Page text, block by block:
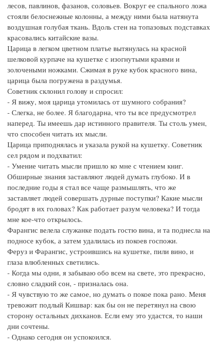
лесов, павлинов, фазанов, соловьев. Вокруг ее спального ложа
стояли белоснежные колонны, а между ними была натянута
воздушная голубая ткань. Вдоль стен на топазовых подставках
красовались китайские вазы.
Царица в легком цветном платье вытянулась на красной
шелковой курпаче на кушетке с изогнутыми краями и
золочеными ножками. Сжимая в руке кубок красного вина,
царица была погружена в раздумья.
Советник склонил голову и спросил:
- Я вижу, моя царица утомилась от шумного собрания?
- Слегка, не более. Я благодарна, что ты все предусмотрел
наперед. Ты имеешь дар истинного правителя. Ты столь умен,
что способен читать их мысли.
Царица приподнялась и указала рукой на кушетку. Советник
сел рядом и подхватил:
- Умение читать мысли пришло ко мне с чтением книг.
Обширные знания заставляют людей думать глубоко. И в
последние годы я стал все чаще размышлять, что же
заставляет людей совершать дурные поступки? Какие мысли
бродят в их головах? Как работает разум человека? И тогда
мне кое-что открылось.
Фарангис велела служанке подать гостю вина, и та поднесла на
подносе кубок, а затем удалилась из покоев госпожи.
Феруз и Фарангис, устроившись на кушетке, пили вино, и
глаза влюбленных светились.
- Когда мы одни, я забываю обо всем на свете, это прекрасно,
словно сладкий сон, - призналась она.
- Я чувствую то же самое, но думать о покое пока рано. Меня
тревожит подлый Кишвар: как бы он не перетянул на свою
сторону остальных дихканов. Если ему это удастся, то наши
дни сочтены.
- Однако сегодня он успокоился.